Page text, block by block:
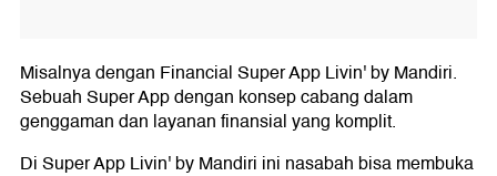
Misalnya dengan Financial Super App Livin' by Mandiri.
Sebuah Super App dengan konsep cabang dalam
genggaman dan layanan finansial yang komplit.
Di Super App Livin' by Mandiri ini nasabah bisa membuka